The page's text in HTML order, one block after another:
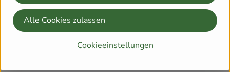
in den Weißwein oder Champagner und fertig ist der
wunderbaren Aperitif "Kir Royal".
Eine sehr beliebte Johannisbeersüßspeise ist die Rote
Grütze – mit Sahne umwerfend lecker! Die saftigen Beeren
Cookieeinstellungen
Alle Cookies zulassen